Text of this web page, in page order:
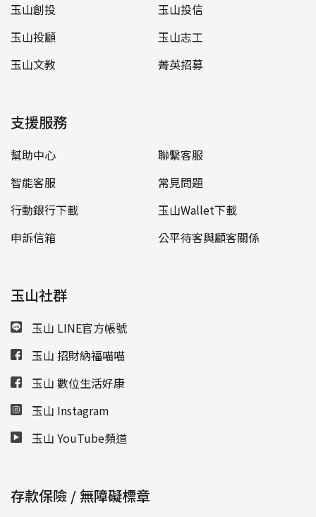
玉山創投
玉山投信
玉山投顧
玉山志工
玉山文教
菁英招募
支援服務
幫助中心
聯繫客服
智能客服
常見問題
行動銀行下載
玉山Wallet下載
申訴信箱
公平待客與顧客關係
玉山社群
玉山 LINE官方帳號
玉山 招財納福喵喵
玉山 數位生活好康
玉山 Instagram
玉山 YouTube頻道
存款保險 / 無障礙標章